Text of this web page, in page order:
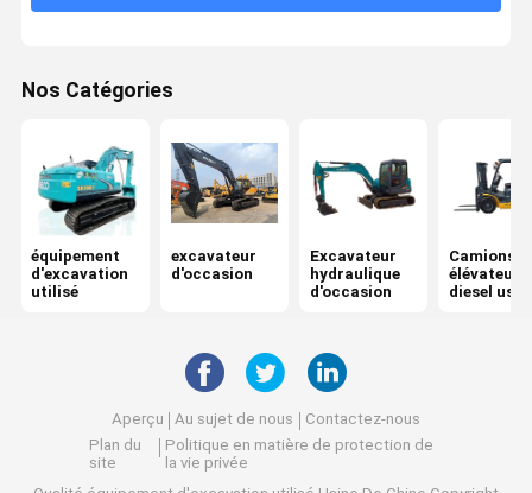
Nos Catégories
équipement
d'excavation
utilisé
excavateur
d'occasion
Excavateur
hydraulique
d'occasion
Camions
élévateurs
diesel
Aperçu Au sujet de nous
Contactez-nous
Plan du
site
Politique en matière de protection de
la vie privée